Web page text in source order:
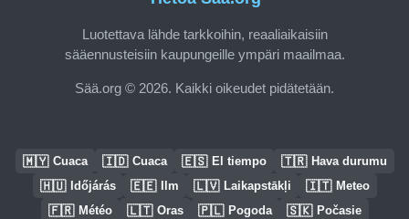
Luotettava lähde tarkkoihin, reaaliaikaisiin
sääennusteisiin kaupungeille ympäri maailmaa.
Sää.org © 2026. Kaikki oikeudet pidätetään.
🇲🇾 Cuaca 🇮🇩 Cuaca 🇪🇸 El tiempo 🇹🇷 Hava durumu
🇭🇺 Időjárás 🇪🇪 Ilm 🇱🇻 Laikapstākļi 🇮🇹 Meteo
🇫🇷 Météo 🇱🇹 Oras 🇵🇱 Pogoda 🇸🇰 Počasie